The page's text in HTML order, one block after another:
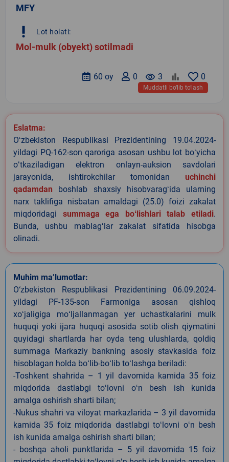
MFY
priority_high Lot holati:
Mol-mulk (obyekt) sotilmadi
0
remove_red_eye 3
0
60 oy
Muddatli bo‘lib to‘lash
Eslatma:
Oʻzbekiston Respublikasi Prezidentining 19.04.2024-
yildagi PQ-162-son qaroriga asosan ushbu lot boʻyicha
oʻtkaziladigan elektron onlayn-auksion savdolari
jarayonida, ishtirokchilar tomonidan uchinchi
qadamdan boshlab shaxsiy hisobvaragʻida ularning
narx taklifiga nisbatan amaldagi (25.0) foizi zakalat
miqdoridagi summaga ega boʻlishlari talab etiladi.
Bunda, ushbu mablagʻlar zakalat sifatida hisobga
olinadi.
Muhim ma’lumotlar:
O‘zbekiston Respublikasi Prezidentining 06.09.2024-
yildagi PF-135-son Farmoniga asosan qishloq
xoʻjaligiga moʻljallanmagan yer uchastkalarini mulk
huquqi yoki ijara huquqi asosida sotib olish qiymatini
quyidagi shartlarda har oyda teng ulushlarda, qoldiq
summaga Markaziy bankning asosiy stavkasida foiz
hisoblagan holda boʻlib-boʻlib toʻlashga beriladi:
-Toshkent shahrida – 1 yil davomida kamida 35 foiz
miqdorida dastlabgi toʻlovni oʻn besh ish kunida
amalga oshirish sharti bilan;
-Nukus shahri va viloyat markazlarida – 3 yil davomida
kamida 35 foiz miqdorida dastlabgi toʻlovni oʻn besh
ish kunida amalga oshirish sharti bilan;
- boshqa aholi punktlarida – 5 yil davomida 15 foiz